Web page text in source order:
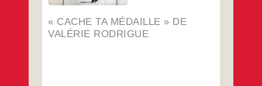
« CACHE TA MÉDAILLE » DE
VALÉRIE RODRIGUE